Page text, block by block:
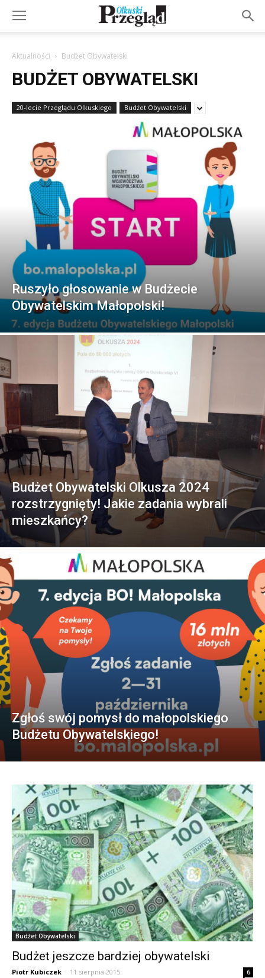
Aktualności Budżet Obywatelski
BUDŻET OBYWATELSKI
20-lecie Przeglądu Olkuskiego Budżet Obywatelski
Ruszyło głosowanie w Budżecie
Obywatelskim Małopolski!
Budżet Obywatelski Olkusza 2024
rozstrzygnięty! Jakie zadania wybrali
mieszkańcy?
Zgłoś swój pomysł do małopolskiego
Budżetu Obywatelskiego!
Budżet Obywatelski
Budżet jeszcze bardziej obywatelski
Piotr Kubiczek - 11 sierpnia 2015 6